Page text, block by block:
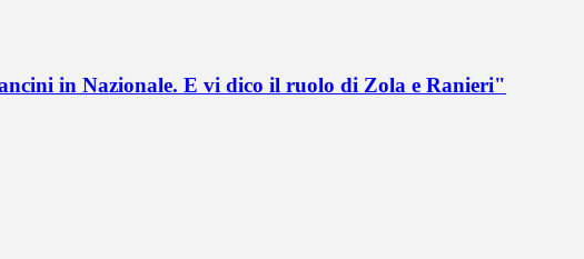
in Nazionale. E vi dico il ruolo di Zola e Ranieri"